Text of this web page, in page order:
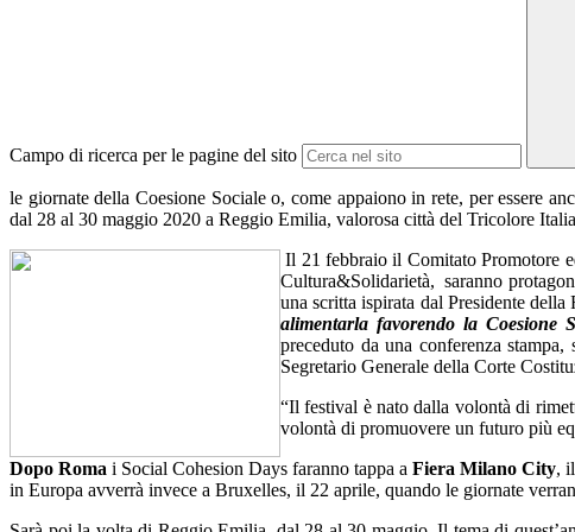
Campo di ricerca per le pagine del sito
le giornate della Coesione Sociale o, come appaiono in rete, per essere
dal 28 al 30 maggio 2020 a Reggio Emilia, valorosa città del Tricolore
Il 21 febbraio il Comitato Promotore
Cultura&Solidarietà, saranno
una scritta ispirata dal Presidente
alimentarla favorendo la Coesione
preceduto da una conferenza
Segretario Generale della Corte
“Il festival è nato dalla volontà di
volontà di promuovere un futuro più
Dopo Roma i Social Cohesion Days faranno tappa a Fiera Milano City,
in Europa avverrà invece a Bruxelles, il 22 aprile, quando le giornate